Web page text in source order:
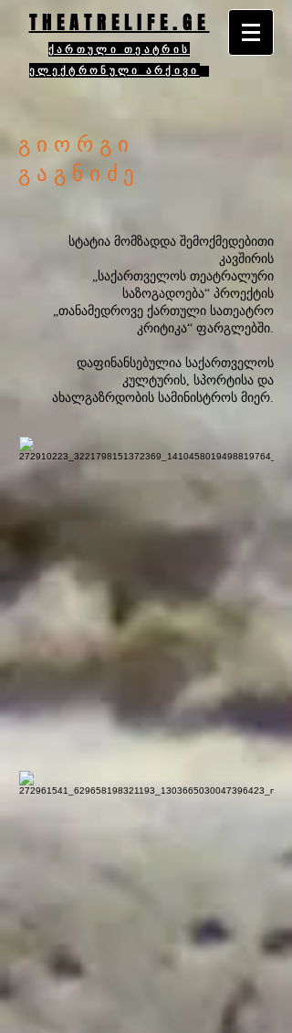
THEATRELIFE.GE
ქართული თეატრის
ელექტრონული არქივი
გიორგი
გაგნიძე
სტატია მომზადდა შემოქმედებითი
კავშირის
„საქართველოს თეატრალური
საზოგადოება“ პროექტის
„თანამედროვე ქართული სათეატრო
კრიტიკა“ ფარგლებში.
დაფინანსებულია საქართველოს
კულტურის, სპორტისა და
ახალგაზრდობის სამინისტროს მიერ.